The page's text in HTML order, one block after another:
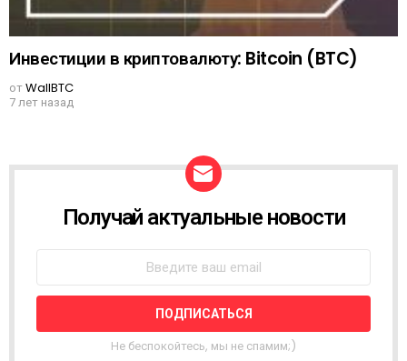
Инвестиции в криптовалюту: Bitcoin (BTC)
отWallBTC
7 лет назад
W
L
E
T
Получай актуальные новости
Не беспокойтесь, мы не спамим;)